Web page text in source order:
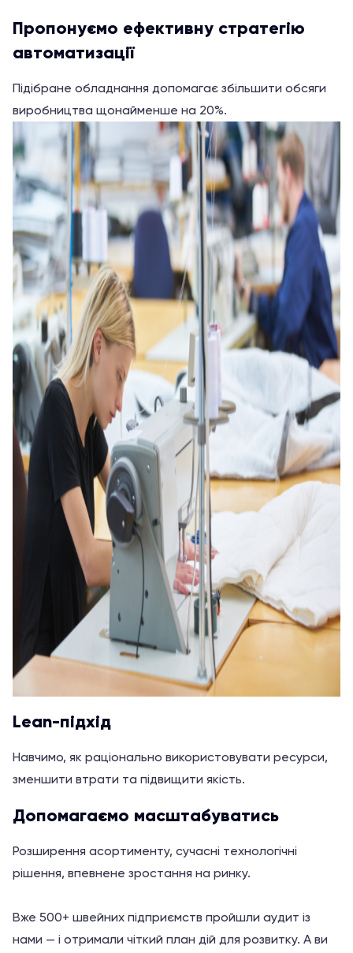
Пропонуємо ефективну стратегію
автоматизації
Підібране обладнання допомагає збільшити обсяги
виробництва щонайменше на 20%.
Lean-підхід
Навчимо, як раціонально використовувати ресурси,
зменшити втрати та підвищити якість.
Допомагаємо масштабуватись
Розширення асортименту, сучасні технологічні
рішення, впевнене зростання на ринку.
Вже 500+ швейних підприємств пройшли аудит із
нами — і отримали чіткий план дій для розвитку. А ви